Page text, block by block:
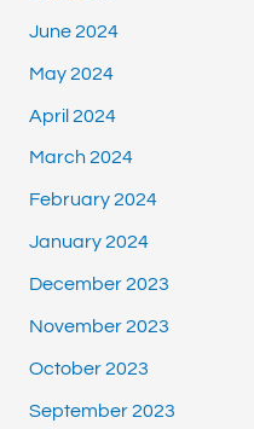
June 2024
May 2024
April 2024
March 2024
February 2024
January 2024
December 2023
November 2023
October 2023
September 2023